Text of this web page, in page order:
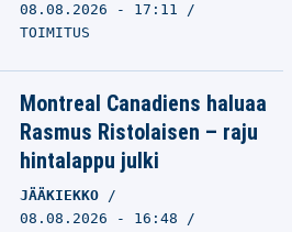
08.08.2026 - 17:11
TOIMITUS
Montreal Canadiens haluaa
Rasmus Ristolaisen – raju
hintalappu julki
JÄÄKIEKKO
08.08.2026 - 16:48